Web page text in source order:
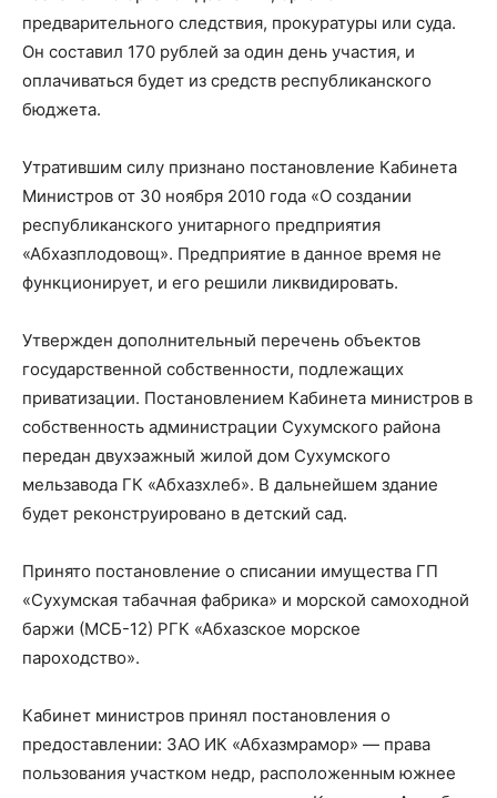
предварительного следствия, прокуратуры или суда.
Он составил 170 рублей за один день участия, и
оплачиваться будет из средств республиканского
бюджета.
Утратившим силу признано постановление Кабинета
Министров от 30 ноября 2010 года «О создании
республиканского унитарного предприятия
«Абхазплодовощ». Предприятие в данное время не
функционирует, и его решили ликвидировать.
Утвержден дополнительный перечень объектов
государственной собственности, подлежащих
приватизации. Постановлением Кабинета министров в
собственность администрации Сухумского района
передан двухэажный жилой дом Сухумского
мельзавода ГК «Абхазхлеб». В дальнейшем здание
будет реконструировано в детский сад.
Принято постановление о списании имущества ГП
«Сухумская табачная фабрика» и морской самоходной
баржи (МСБ-12) РГК «Абхазское морское
пароходство».
Кабинет министров принял постановления о
предоставлении: ЗАО ИК «Абхазмрамор» — права
пользования участком недр, расположенным южнее